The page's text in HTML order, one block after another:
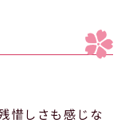
業生の方へ
惜しさも感じな